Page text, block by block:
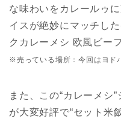
な味わいをカレールゥ
イスが絶妙にマッチし
クカレーメシ 欧風ビー
※売っている場所：今回はヨド
また、この“カレーメシ
が大変好評で“セット米